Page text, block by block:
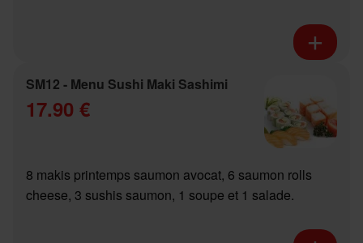
SM12 - Menu Sushi Maki Sashimi
17.90 €
8 makis printemps saumon avocat, 6 saumon rolls
cheese, 3 sushis saumon, 1 soupe et 1 salade.